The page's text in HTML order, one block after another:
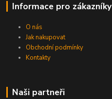
Informace pro zákazníky
O nás
Jak nakupovat
Obchodní podmínky
Kontakty
Naši partneři